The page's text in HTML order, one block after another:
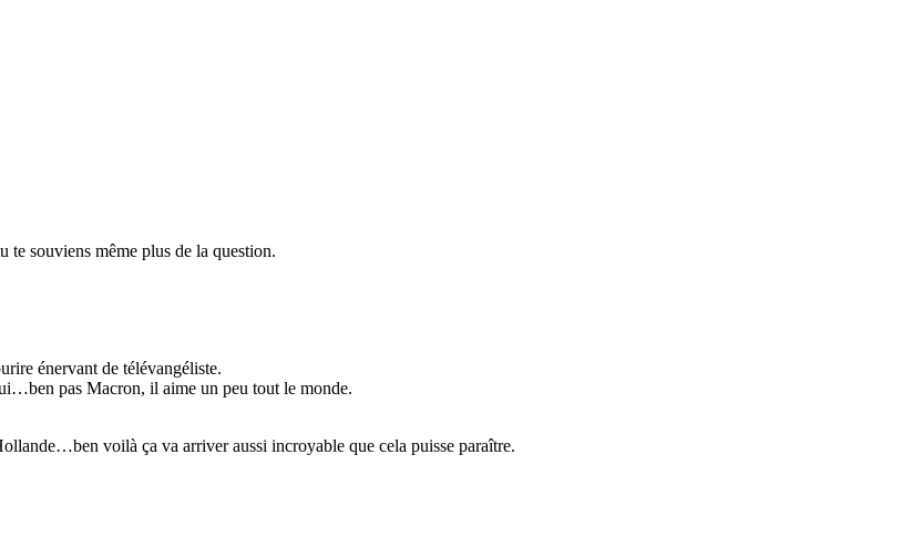
souviens même plus de la question.
énervant de télévangéliste.
pas Macron, il aime un peu tout le monde.
voilà ça va arriver aussi incroyable que cela puisse paraître.